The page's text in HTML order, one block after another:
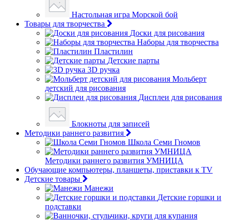
Настольная игра Морской бой
Товары для творчества
Доски для рисования
Наборы для творчества
Пластилин
Детские парты
3D ручка
Мольберт
детский для рисования
Дисплеи для рисования
Блокноты для записей
Методики раннего развития
Школа Семи Гномов
Методики раннего развития УМНИЦА
Обучающие компьютеры, планшеты, приставки к TV
Детские товары
Манежи
Детские горшки и
подставки